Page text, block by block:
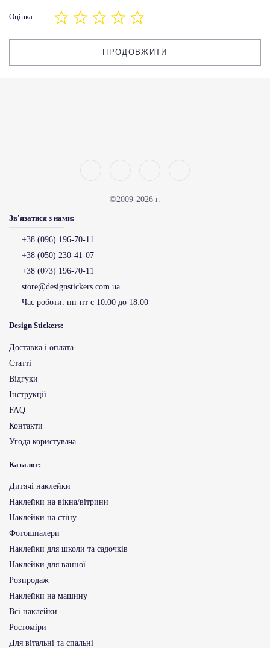
Оцінка:
ПРОДОВЖИТИ
©2009-2026 г.
Зв'язатися з нами:
+38 (096) 196-70-11
+38 (050) 230-41-07
+38 (073) 196-70-11
store@designstickers.com.ua
Час роботи: пн-пт с 10:00 до 18:00
Design Stickers:
Доставка і оплата
Статті
Відгуки
Інструкції
FAQ
Контакти
Угода користувача
Каталог:
Дитячі наклейки
Наклейки на вікна/вітрини
Наклейки на стіну
Фотошпалери
Наклейки для школи та садочків
Наклейки для ванної
Розпродаж
Наклейки на машину
Всі наклейки
Ростоміри
Для вітальні та спальні